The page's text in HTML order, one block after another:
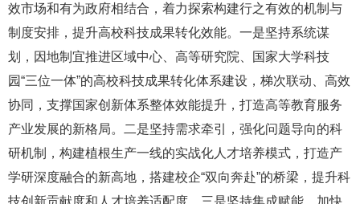
效市场和有为政府相结合，着力探索构建行之有效的机制与
制度安排，提升高校科技成果转化效能。一是坚持系统谋
划，因地制宜推进区域中心、高等研究院、国家大学科技
园“三位一体”的高校科技成果转化体系建设，梯次联动、高效
协同，支撑国家创新体系整体效能提升，打造高等教育服务
产业发展的新格局。二是坚持需求牵引，强化问题导向的科
研机制，构建植根生产一线的实战化人才培养模式，打造产
学研深度融合的新高地，搭建校企“双向奔赴”的桥梁，提升科